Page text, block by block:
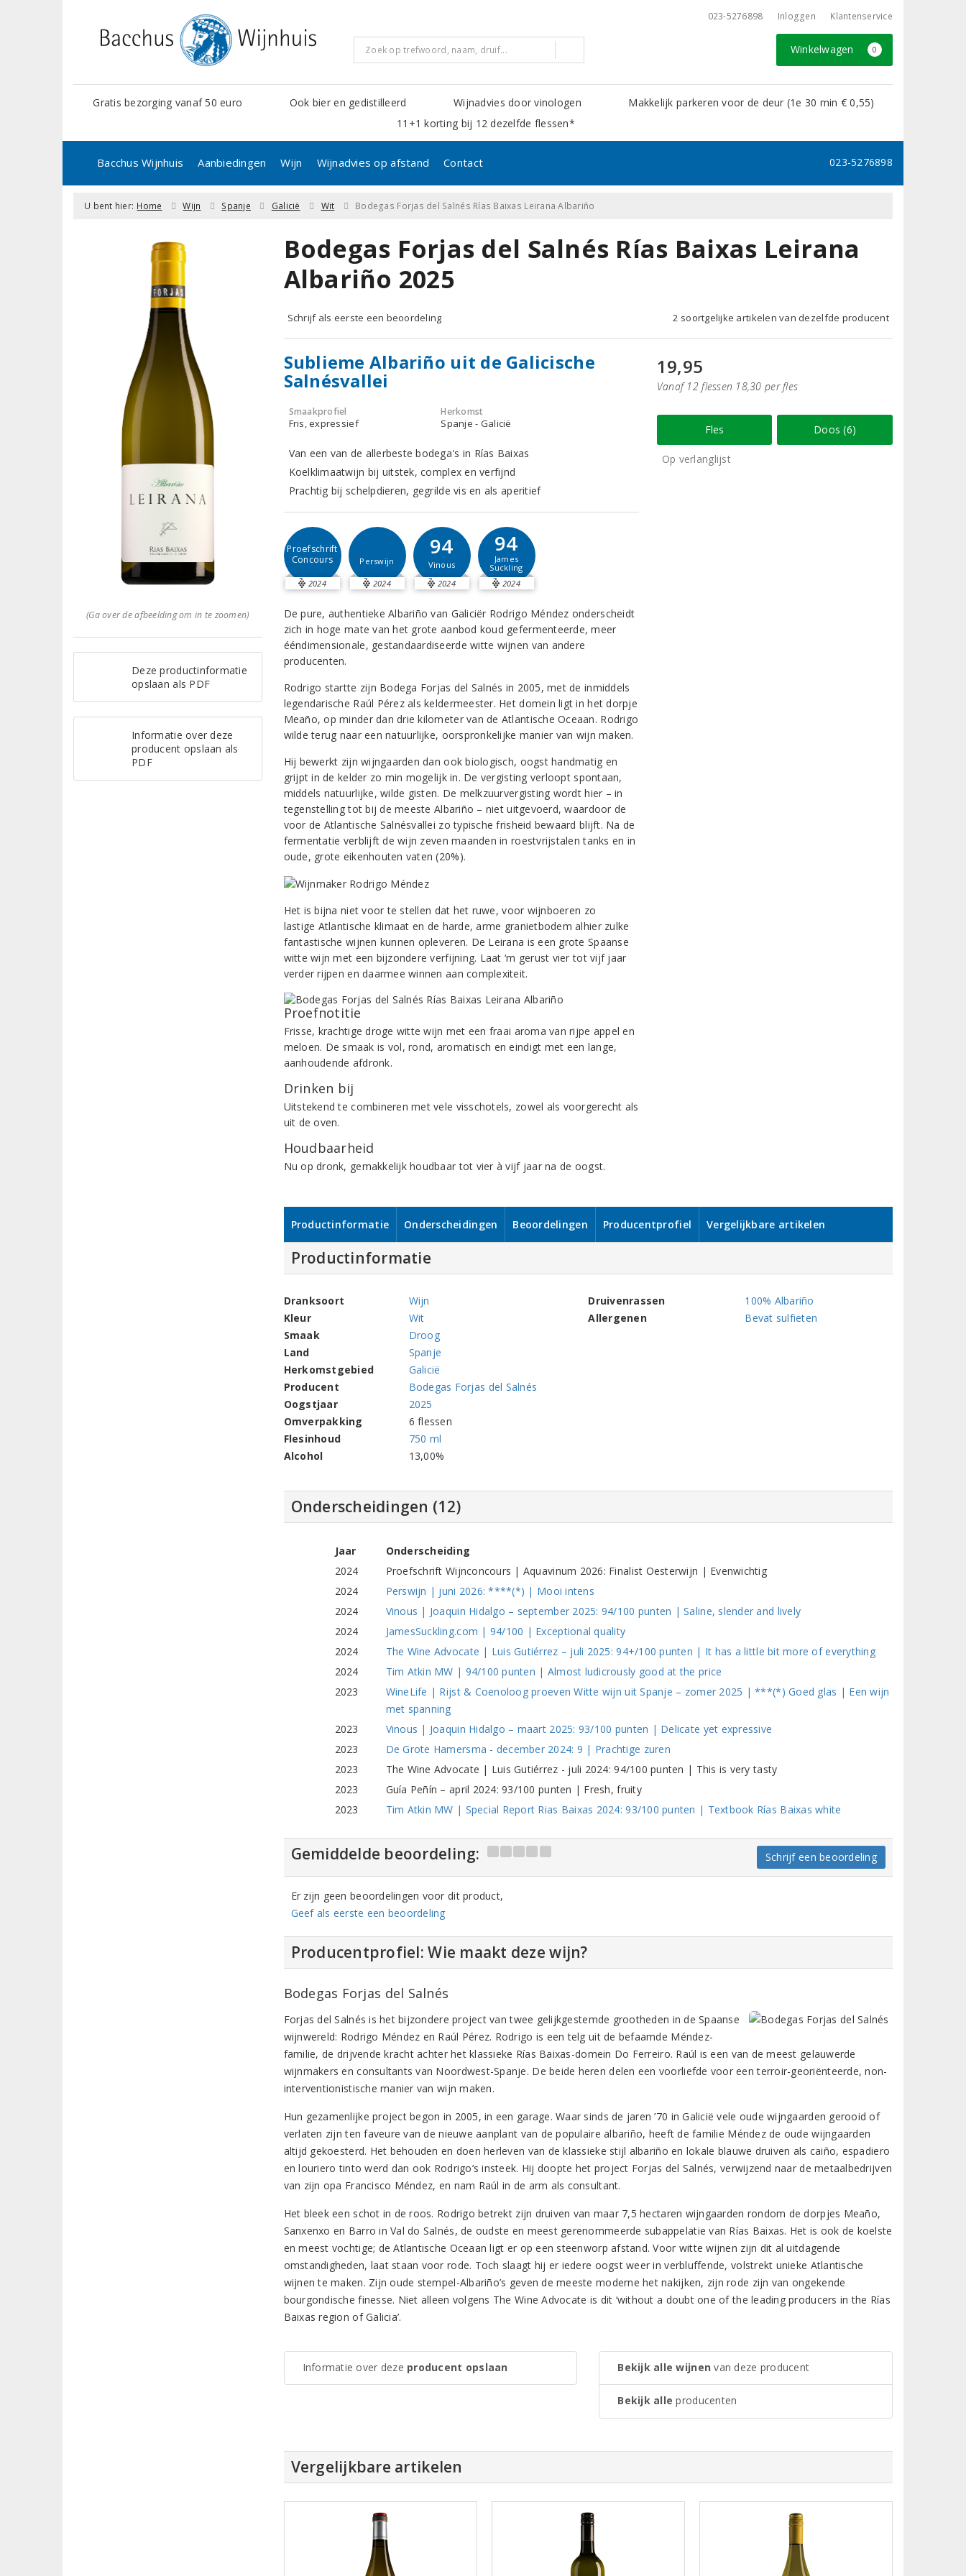
023-5276898 Inloggen Klantenservice
Winkelwagen 0
Gratis bezorging vanaf 50 euro Ook bier en gedistilleerd Wijnadvies door vinologen
Makkelijk parkeren voor de deur (1e 30 min € 0,55)
11+1 korting bij 12 dezelfde flessen*
Bacchus Wijnhuis Aanbiedingen Wijn Wijnadvies op afstand Contact 023-5276898
U bent hier: Home Wijn Spanje Galicië Wit Bodegas Forjas del Salnés Rías Baixas Leirana Albariño
(Ga over de afbeelding om in te zoomen)
Deze productinformatie
opslaan als PDF
Informatie over deze
producent opslaan als
PDF
Bodegas Forjas del Salnés Rías Baixas Leirana
Albariño 2025
Schrijf als eerste een beoordeling 2 soortgelijke artikelen van dezelfde producent
Sublieme Albariño uit de Galicische
Salnésvallei
Smaakprofiel
Fris, expressief
Herkomst
Spanje - Galicië
Van een van de allerbeste bodega's in Rías Baixas
Koelklimaatwijn bij uitstek, complex en verfijnd
Prachtig bij schelpdieren, gegrilde vis en als aperitief
Proefschrift
Concours
2024
Perswijn
2024
94
Vinous
2024
94
James
Suckling
2024
De pure, authentieke Albariño van Galiciër Rodrigo Méndez onderscheidt
zich in hoge mate van het grote aanbod koud gefermenteerde, meer
ééndimensionale, gestandaardiseerde witte wijnen van andere
producenten.
Rodrigo startte zijn Bodega Forjas del Salnés in 2005, met de inmiddels
legendarische Raúl Pérez als keldermeester. Het domein ligt in het dorpje
Meaño, op minder dan drie kilometer van de Atlantische Oceaan. Rodrigo
wilde terug naar een natuurlijke, oorspronkelijke manier van wijn maken.
Hij bewerkt zijn wijngaarden dan ook biologisch, oogst handmatig en
grijpt in de kelder zo min mogelijk in. De vergisting verloopt spontaan,
middels natuurlijke, wilde gisten. De melkzuurvergisting wordt hier – in
tegenstelling tot bij de meeste Albariño – niet uitgevoerd, waardoor de
voor de Atlantische Salnésvallei zo typische frisheid bewaard blijft. Na de
fermentatie verblijft de wijn zeven maanden in roestvrijstalen tanks en in
oude, grote eikenhouten vaten (20%).
Het is bijna niet voor te stellen dat het ruwe, voor wijnboeren zo
lastige Atlantische klimaat en de harde, arme granietbodem alhier zulke
fantastische wijnen kunnen opleveren. De Leirana is een grote Spaanse
witte wijn met een bijzondere verfijning. Laat ‘m gerust vier tot vijf jaar
verder rijpen en daarmee winnen aan complexiteit.
Proefnotitie
Frisse, krachtige droge witte wijn met een fraai aroma van rijpe appel en
meloen. De smaak is vol, rond, aromatisch en eindigt met een lange,
aanhoudende afdronk.
Drinken bij
Uitstekend te combineren met vele visschotels, zowel als voorgerecht als
uit de oven.
Houdbaarheid
Nu op dronk, gemakkelijk houdbaar tot vier à vijf jaar na de oogst.
19,95
Vanaf 12 flessen 18,30 per fles
Fles Doos (6)
Op verlanglijst
Productinformatie Onderscheidingen Beoordelingen Producentprofiel Vergelijkbare artikelen
Productinformatie
Dranksoort
Wijn
Kleur
Wit
Smaak
Droog
Land
Spanje
Herkomstgebied
Galicië
Producent
Bodegas Forjas del Salnés
Oogstjaar
2025
Omverpakking
6 flessen
Flesinhoud
750 ml
Alcohol
13,00%
Druivenrassen
100% Albariño
Allergenen
Bevat sulfieten
Onderscheidingen (12)
Jaar
Onderscheiding
2024
Proefschrift Wijnconcours | Aquavinum 2026: Finalist Oesterwijn | Evenwichtig
2024
Perswijn | juni 2026: ****(*) | Mooi intens
2024
Vinous | Joaquin Hidalgo – september 2025: 94/100 punten | Saline, slender and lively
2024
JamesSuckling.com | 94/100 | Exceptional quality
2024
The Wine Advocate | Luis Gutiérrez – juli 2025: 94+/100 punten | It has a little bit more of everything
2024
Tim Atkin MW | 94/100 punten | Almost ludicrously good at the price
2023
WineLife | Rijst & Coenoloog proeven Witte wijn uit Spanje – zomer 2025 | ***(*) Goed glas | Een wijn
met spanning
2023
Vinous | Joaquin Hidalgo – maart 2025: 93/100 punten | Delicate yet expressive
2023
De Grote Hamersma - december 2024: 9 | Prachtige zuren
2023
The Wine Advocate | Luis Gutiérrez - juli 2024: 94/100 punten | This is very tasty
2023
Guía Peñín – april 2024: 93/100 punten | Fresh, fruity
2023
Tim Atkin MW | Special Report Rias Baixas 2024: 93/100 punten | Textbook Rías Baixas white
Gemiddelde beoordeling: Schrijf een beoordeling
Er zijn geen beoordelingen voor dit product,
Geef als eerste een beoordeling
Producentprofiel: Wie maakt deze wijn?
Bodegas Forjas del Salnés
Forjas del Salnés is het bijzondere project van twee gelijkgestemde grootheden in de Spaanse
wijnwereld: Rodrigo Méndez en Raúl Pérez. Rodrigo is een telg uit de befaamde Méndez-
familie, de drijvende kracht achter het klassieke Rías Baixas-domein Do Ferreiro. Raúl is een van de meest gelauwerde
wijnmakers en consultants van Noordwest-Spanje. De beide heren delen een voorliefde voor een terroir-georiënteerde, non-
interventionistische manier van wijn maken.
Hun gezamenlijke project begon in 2005, in een garage. Waar sinds de jaren ’70 in Galicië vele oude wijngaarden gerooid of
verlaten zijn ten faveure van de nieuwe aanplant van de populaire albariño, heeft de familie Méndez de oude wijngaarden
altijd gekoesterd. Het behouden en doen herleven van de klassieke stijl albariño en lokale blauwe druiven als caiño, espadiero
en louriero tinto werd dan ook Rodrigo’s insteek. Hij doopte het project Forjas del Salnés, verwijzend naar de metaalbedrijven
van zijn opa Francisco Méndez, en nam Raúl in de arm als consultant.
Het bleek een schot in de roos. Rodrigo betrekt zijn druiven van maar 7,5 hectaren wijngaarden rondom de dorpjes Meaño,
Sanxenxo en Barro in Val do Salnés, de oudste en meest gerenommeerde subappelatie van Rías Baixas. Het is ook de koelste
en meest vochtige; de Atlantische Oceaan ligt er op een steenworp afstand. Voor witte wijnen zijn dit al uitdagende
omstandigheden, laat staan voor rode. Toch slaagt hij er iedere oogst weer in verbluffende, volstrekt unieke Atlantische
wijnen te maken. Zijn oude stempel-Albariño’s geven de meeste moderne het nakijken, zijn rode zijn van ongekende
bourgondische finesse. Niet alleen volgens The Wine Advocate is dit ‘without a doubt one of the leading producers in the Rías
Baixas region of Galicia’.
Informatie over deze producent opslaan Bekijk alle wijnen van deze producent
Bekijk alle producenten
Vergelijkbare artikelen